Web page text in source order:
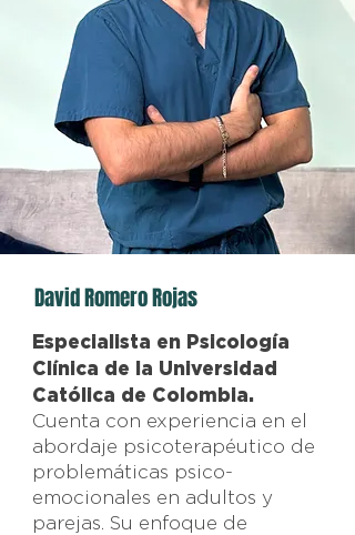
David Romero Rojas
Especialista en Psicología
Clínica de la Universidad
Católica de Colombia.
Cuenta con experiencia en el
abordaje psicoterapéutico de
problemáticas psico-
emocionales en adultos y
parejas. Su enfoque de